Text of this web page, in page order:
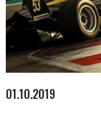
01.10.2019